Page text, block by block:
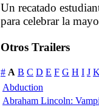
Un recatado
para celebrar la
Otros Trailers
# A B C D E F G H I J
Abduction
Abraham Lincoln: